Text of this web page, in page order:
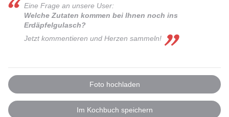
Eine Frage an unsere User:
Welche Zutaten kommen bei Ihnen noch ins
Erdäpfelgulasch?
Jetzt kommentieren und Herzen sammeln!
Foto hochladen
Im Kochbuch speichern